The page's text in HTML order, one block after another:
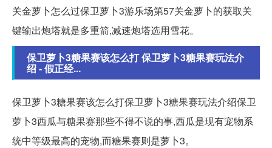
关金萝卜怎么过保卫萝卜3游乐场第57关金萝卜的获取关
键输出炮塔就是多重箭,减速炮塔选用雪花。
保卫萝卜3糖果赛该怎么打 保卫萝卜3糖果赛玩法介
绍 - 假正经...
保卫萝卜3糖果赛该怎么打保卫萝卜3糖果赛玩法介绍保卫
萝卜3西瓜与糖果赛那些不得不说的事,西瓜是现有宠物系
统中等级最高的宠物,而糖果赛则是萝卜3。